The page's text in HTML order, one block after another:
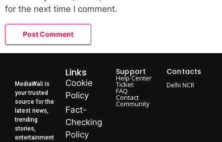
for the next time I comment.
MediaWali is
your trusted
source for the
latest news,
trending
stories,
entertainment
Links
Cookie
Policy
Fact-
Checking
Policy
Support
Help Center
Ticket
FAQ
Contact
Community
Contacts
Delhi NCR